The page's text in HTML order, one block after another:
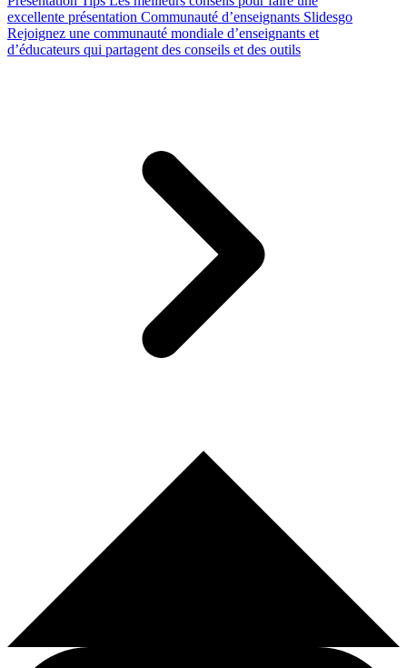
excellente présentation Communauté d’enseignants Slidesgo
Rejoignez une communauté mondiale d’enseignants et
d’éducateurs qui partagent des conseils et des outils